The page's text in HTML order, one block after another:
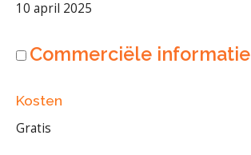
10 april 2025
Commerciële informatie
Kosten
Gratis